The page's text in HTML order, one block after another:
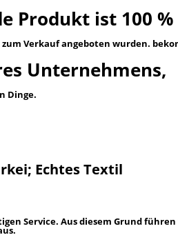
Produkt ist 100
Verkauf angeboten wurden.
Unternehmens,
Dinge.
Echtes Textil
Service. Aus diesem Grund